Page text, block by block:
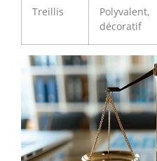
Treillis
Polyvalent,
décoratif